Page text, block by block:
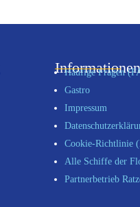
Häufige Fragen
Gastro
Impressum
Cookie-Richtlinie
Alle Schiffe der
Partnerbetrieb